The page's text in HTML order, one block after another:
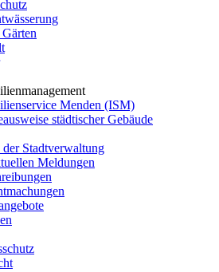
Menden (ISM)
städtischer Gebäude
Stadtverwaltung
Meldungen